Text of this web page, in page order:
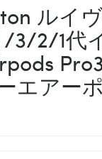
ルイ
/3/2/1代
エアー